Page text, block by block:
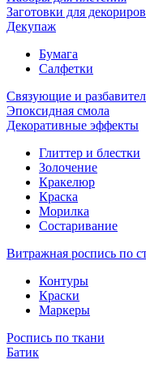
Заготовки для
Декупаж
Бумага
Салфетки
Связующие и
Эпоксидная смола
Декоративные эффекты
Глиттер и блестки
Золочение
Кракелюр
Краска
Морилка
Состаривание
Витражная роспись по
Контуры
Краски
Маркеры
Роспись по ткани
Батик